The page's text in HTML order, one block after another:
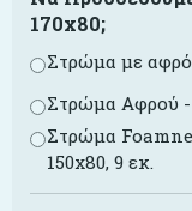
170x80;
Στρώμα με αφρό
Στρώμα Αφρού -
Στρώμα
150x80, 9 εκ.